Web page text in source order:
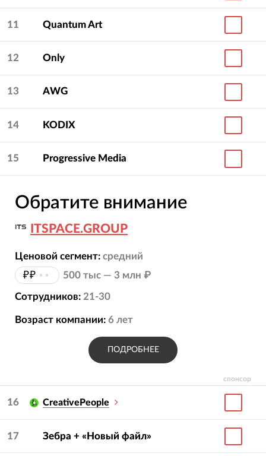
11 Quantum Art
12 Only
13 AWG
14 KODIX
15 Progressive Media
спонсор
Обратите внимание
ITSPACE.GROUP
Ценовой сегмент: средний
₽₽ •• 500 тыс — 3 млн ₽
Сотрудников: 21-30
Возраст компании: 6 лет
ПОДРОБНЕЕ
16 CreativePeople
17 Зебра + «Новый файл»